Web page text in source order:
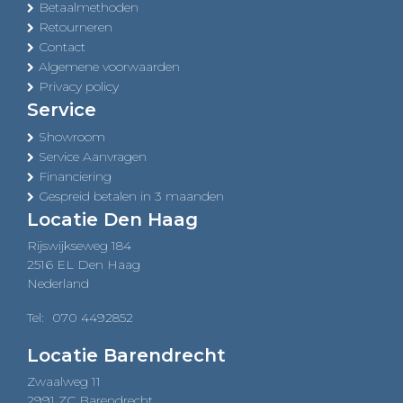
Betaalmethoden
Retourneren
Contact
Algemene voorwaarden
Privacy policy
Service
Showroom
Service Aanvragen
Financiering
Gespreid betalen in 3 maanden
Locatie Den Haag
Rijswijkseweg 184
2516 EL Den Haag
Nederland
Tel: 070 4492852
Locatie Barendrecht
Zwaalweg 11